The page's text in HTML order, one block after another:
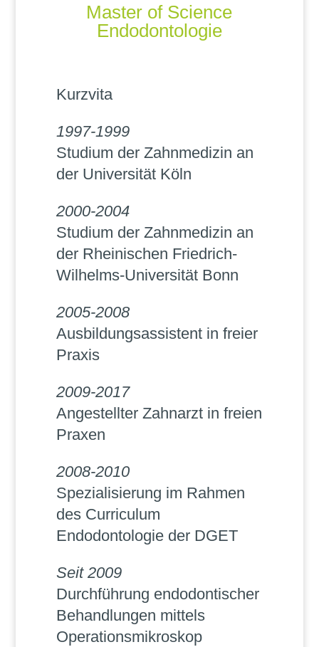
Master of Science
Endodontologie
Kurzvita
1997-1999
Studium der Zahnmedizin an
der Universität Köln
2000-2004
Studium der Zahnmedizin an
der Rheinischen Friedrich-
Wilhelms-Universität Bonn
2005-2008
Ausbildungsassistent in freier
Praxis
2009-2017
Angestellter Zahnarzt in freien
Praxen
2008-2010
Spezialisierung im Rahmen
des Curriculum
Endodontologie der DGET
Seit 2009
Durchführung endodontischer
Behandlungen mittels
Operationsmikroskop